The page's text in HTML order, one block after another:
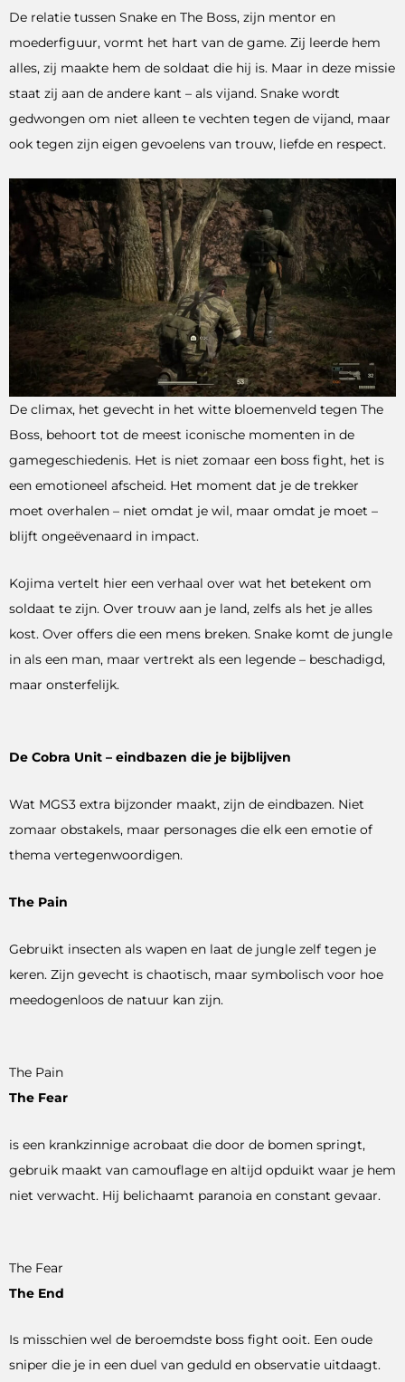
De relatie tussen Snake en The Boss, zijn mentor en
moederfiguur, vormt het hart van de game. Zij leerde hem
alles, zij maakte hem de soldaat die hij is. Maar in deze missie
staat zij aan de andere kant – als vijand. Snake wordt
gedwongen om niet alleen te vechten tegen de vijand, maar
ook tegen zijn eigen gevoelens van trouw, liefde en respect.
De climax, het gevecht in het witte bloemenveld tegen The
Boss, behoort tot de meest iconische momenten in de
gamegeschiedenis. Het is niet zomaar een boss fight, het is
een emotioneel afscheid. Het moment dat je de trekker
moet overhalen – niet omdat je wil, maar omdat je moet –
blijft ongeëvenaard in impact.
Kojima vertelt hier een verhaal over wat het betekent om
soldaat te zijn. Over trouw aan je land, zelfs als het je alles
kost. Over offers die een mens breken. Snake komt de jungle
in als een man, maar vertrekt als een legende – beschadigd,
maar onsterfelijk.
De Cobra Unit – eindbazen die je bijblijven
Wat MGS3 extra bijzonder maakt, zijn de eindbazen. Niet
zomaar obstakels, maar personages die elk een emotie of
thema vertegenwoordigen.
The Pain
Gebruikt insecten als wapen en laat de jungle zelf tegen je
keren. Zijn gevecht is chaotisch, maar symbolisch voor hoe
meedogenloos de natuur kan zijn.
The Pain
The Fear
is een krankzinnige acrobaat die door de bomen springt,
gebruik maakt van camouflage en altijd opduikt waar je hem
niet verwacht. Hij belichaamt paranoia en constant gevaar.
The Fear
The End
Is misschien wel de beroemdste boss fight ooit. Een oude
sniper die je in een duel van geduld en observatie uitdaagt.